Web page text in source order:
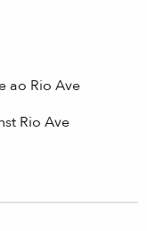
ao Rio Ave
Rio Ave